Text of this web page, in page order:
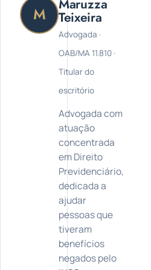
M Maruzza
Teixeira
Advogada ·
OAB/MA 11.810 ·
Titular do
escritório
Advogada com
atuação
concentrada
em Direito
Previdenciário,
dedicada a
ajudar
pessoas que
tiveram
benefícios
negados pelo